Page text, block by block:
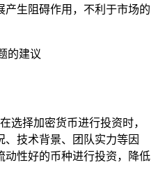
产生阻碍作用，不利于市场的
的建议
选择加密货币进行投资时，
技术背景、团队实力等因
动性好的币种进行投资，降低